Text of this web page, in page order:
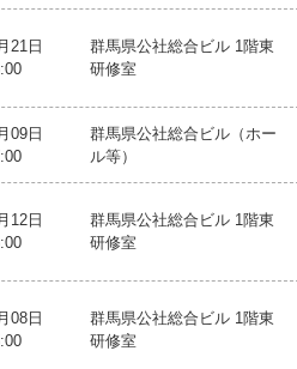
21日
群馬県公社総合ビル 1階東
研修室
09日
群馬県公社総合ビル（ホー
ル等）
12日
群馬県公社総合ビル 1階東
研修室
08日
群馬県公社総合ビル 1階東
研修室